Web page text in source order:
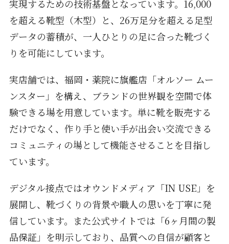
実現するための技術基盤となっています。16,000
を超える靴型（木型）と、26万足分を超える足型
データの蓄積が、一人ひとりの足に合った靴づく
りを可能にしています。
実店舗では、福岡・薬院に旗艦店「オルソー ムー
ンスター」を構え、ブランドの世界観を空間で体
験できる場を用意しています。単に靴を販売する
だけでなく、作り手と使い手が出会い交流できる
コミュニティの場として機能させることを目指し
ています。
デジタル接点ではオウンドメディア「IN USE」を
展開し、靴づくりの背景や職人の思いを丁寧に発
信しています。また公式サイトでは「6ヶ月間の製
品保証」を明示しており、品質への自信が顧客と